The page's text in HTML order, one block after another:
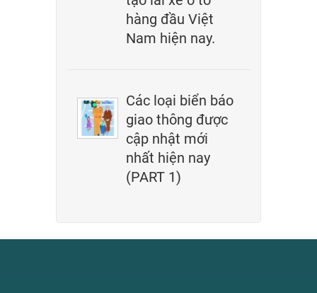
hàng đầu Việt
Nam hiện nay.
Các loại biển báo
giao thông được
cập nhật mới
nhất hiện nay
(PART 1)